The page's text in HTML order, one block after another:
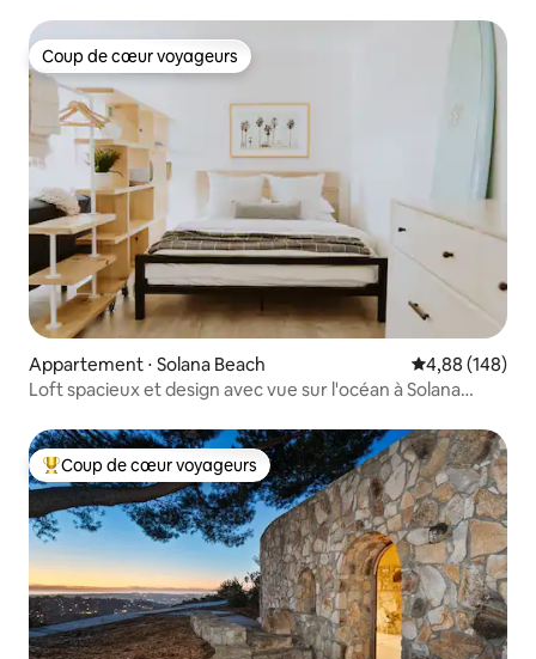
Coup de cœur voyageurs
Coup de cœur voyageurs
Appartement ⋅ Solana Beach Évaluation
4,88 (148)
Loft spacieux et design avec vue sur l'océan à Solana
Coups de cœur voyageurs les plus appréciés
Coup de cœur voyageurs